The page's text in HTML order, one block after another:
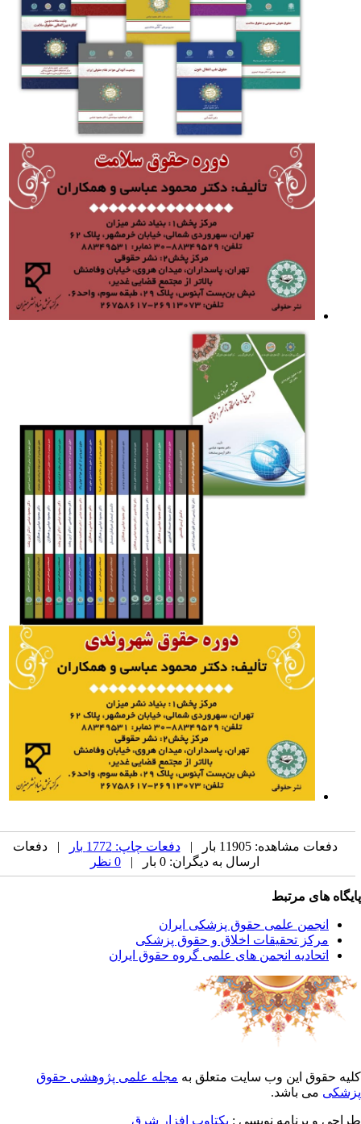
دفعات مشاهده: 11905 بار | دفعات چاپ: 1772 بار
| دفعات
ارسال به دیگران: 0 بار |
های مرتبط
انجمن علمی حقوق پزشکی ایران
مرکز تحقیقات اخلاق و حقوق پزشکی
اتحادیه انجمن های علمی گروه حقوق ایران
حقوق این وب سایت متعلق بهمجله علمی پژوهشی حقوق
می باشد.
و برنامه نویسی : یکتاوب افزار شرق